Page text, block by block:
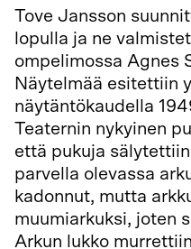
Tove Jansson
lopulla ja ne
ompelimossa Agnes
Näytelmää esitettiin
näytäntökaudella
Teaternin nykyinen
että pukuja
parvella olevassa
kadonnut, mutta
muumiarkuksi, joten
Arkun lukko